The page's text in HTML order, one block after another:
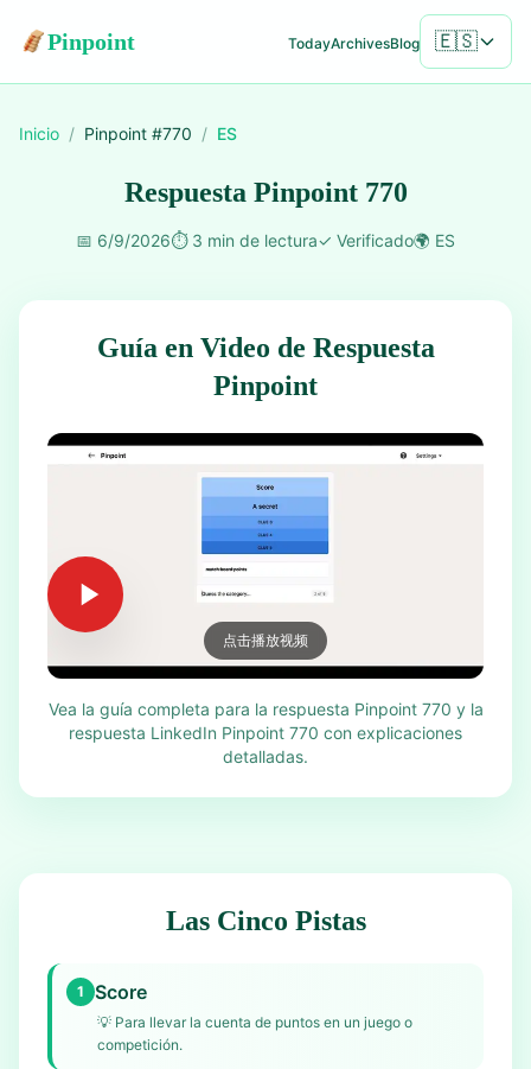
Pinpoint TodayArchivesBlog 🇪🇸
Inicio / Pinpoint #770 / ES
Respuesta Pinpoint 770
📅 6/9/2026⏱️ 3 min de lectura✓ Verificado🌍 ES
Guía en Video de Respuesta
Pinpoint
点击播放视频
Vea la guía completa para la respuesta Pinpoint 770 y la
respuesta LinkedIn Pinpoint 770 con explicaciones
detalladas.
Las Cinco Pistas
1 Score
💡 Para llevar la cuenta de puntos en un juego o
competición.